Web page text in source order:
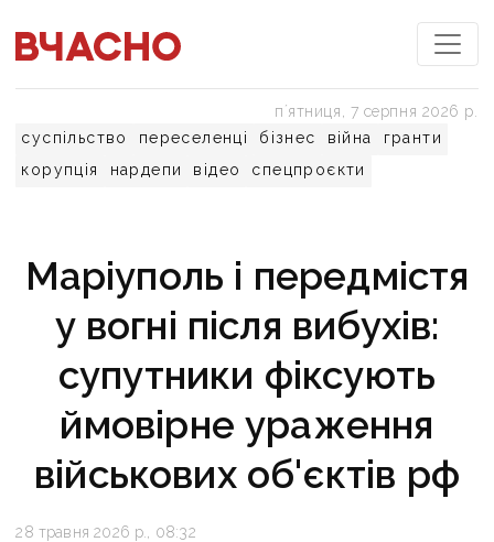
суспільство переселенці бізнес війна
гранти
корупція
нардепи відео спецпроєкти
пʼятниця, 7 серпня 2026 р.
Маріуполь і передмістя
у вогні після вибухів:
супутники фіксують
ймовірне ураження
військових об'єктів рф
28 травня 2026 р., 08:32